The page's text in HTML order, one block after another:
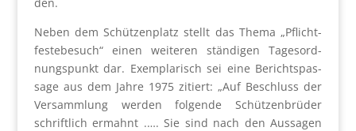
Neben dem Schüt­zen­platz stellt das The­ma „Pflicht­
fes­te­be­such“ einen wei­te­ren stän­di­gen Tages­ord­
nungs­punkt dar. Exem­pla­risch sei eine Berichts­pas­
sa­ge aus dem Jah­re 1975 zitiert: „Auf Beschluss der
Ver­samm­lung wer­den fol­gen­de Schüt­zen­brü­der
schrift­lich ermahnt .…. Sie sind nach den Aus­sa­gen